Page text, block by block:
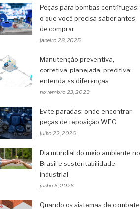
Peças para bombas centrífugas:
o que você precisa saber antes
de comprar
janeiro 28, 2025
Manutenção preventiva,
corretiva, planejada, preditiva:
entenda as diferenças
novembro 23, 2023
Evite paradas: onde encontrar
peças de reposição WEG
julho 22, 2026
Dia mundial do meio ambiente no
Brasil e sustentabilidade
industrial
junho 5, 2026
Quando os sistemas de combate